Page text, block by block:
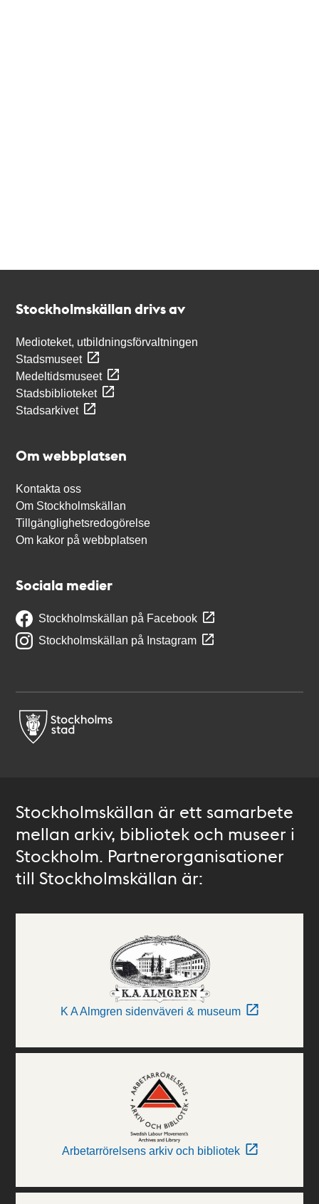
Stockholmskällan drivs av
Medioteket, utbildningsförvaltningen
Stadsmuseet
Medeltidsmuseet
Stadsbiblioteket
Stadsarkivet
Om webbplatsen
Kontakta oss
Om Stockholmskällan
Tillgänglighetsredogörelse
Om kakor på webbplatsen
Sociala medier
Stockholmskällan på Facebook
Stockholmskällan på Instagram
Stockholmskällan är ett samarbete
mellan arkiv, bibliotek och museer i
Stockholm. Partnerorganisationer
till Stockholmskällan är:
K A Almgren sidenväveri & museum
Arbetarrörelsens arkiv och bibliotek